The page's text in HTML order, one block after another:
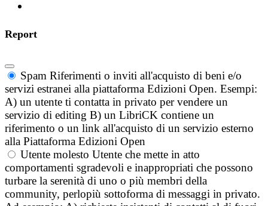
Report
Spam Riferimenti o inviti all'acquisto di beni e/o
servizi estranei alla piattaforma Edizioni Open. Esempi:
A) un utente ti contatta in privato per vendere un
servizio di editing B) un LibriCK contiene un
riferimento o un link all'acquisto di un servizio esterno
alla Piattaforma Edizioni Open
Utente molesto Utente che mette in atto
comportamenti sgradevoli e inappropriati che possono
turbare la serenità di uno o più membri della
community, perlopiù sottoforma di messaggi in privato.